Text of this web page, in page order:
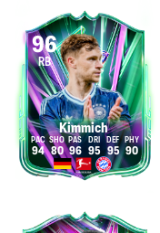
96
RB
Kimmich
94 80 96 95 95 90